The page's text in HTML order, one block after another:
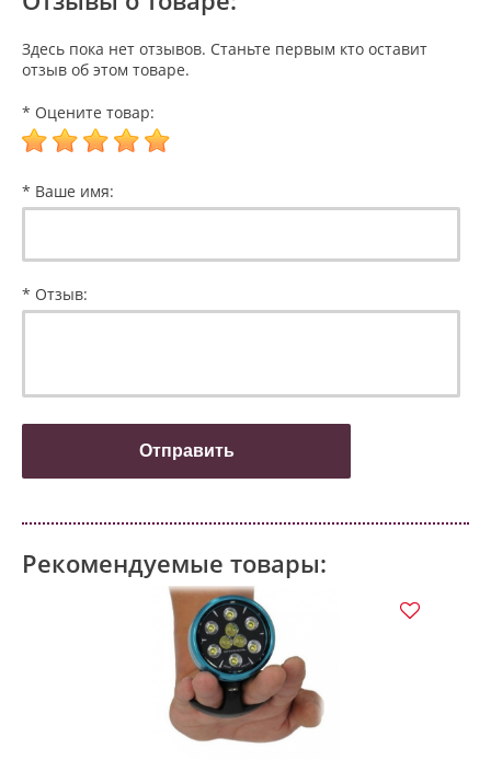
Здесь пока нет отзывов. Станьте первым кто оставит
отзыв об этом товаре.
* Оцените товар:
* Ваше имя:
* Отзыв:
Рекомендуемые товары: